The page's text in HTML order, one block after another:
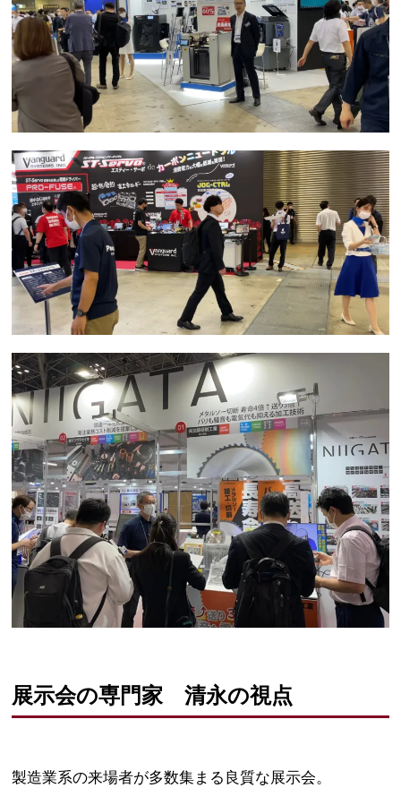
展示会の専門家 清永の視点
製造業系の来場者が多数集まる良質な展示会。